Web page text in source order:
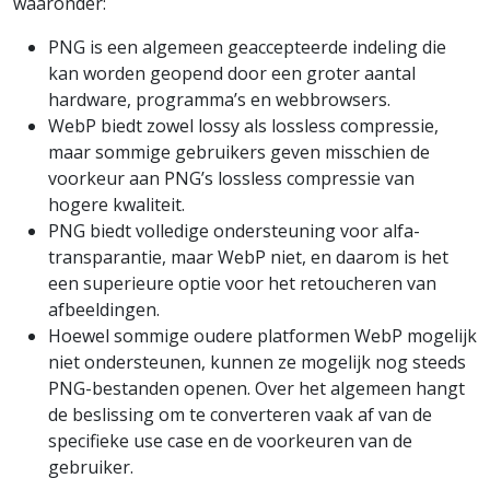
PNG is een algemeen geaccepteerde indeling die
kan worden geopend door een groter aantal
hardware, programma’s en webbrowsers.
WebP biedt zowel lossy als lossless compressie,
maar sommige gebruikers geven misschien de
voorkeur aan PNG’s lossless compressie van
hogere kwaliteit.
PNG biedt volledige ondersteuning voor alfa-
transparantie, maar WebP niet, en daarom is het
een superieure optie voor het retoucheren van
afbeeldingen.
Hoewel sommige oudere platformen WebP mogelijk
niet ondersteunen, kunnen ze mogelijk nog steeds
PNG-bestanden openen. Over het algemeen hangt
de beslissing om te converteren vaak af van de
specifieke use case en de voorkeuren van de
gebruiker.